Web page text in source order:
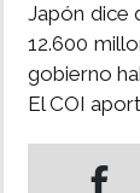
Japón dice
12.600
gobierno
El COI